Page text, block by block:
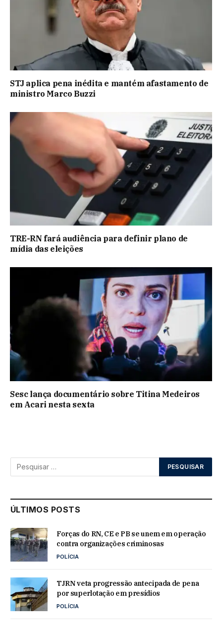
STJ aplica pena inédita e mantém afastamento de
ministro Marco Buzzi
TRE-RN fará audiência para definir plano de
mídia das eleições
Sesc lança documentário sobre Titina Medeiros
em Acari nesta sexta
ÚLTIMOS POSTS
Forças do RN, CE e PB se unem em operação
contra organizações criminosas
POLÍCIA
TJRN veta progressão antecipada de pena
por superlotação em presídios
POLÍCIA